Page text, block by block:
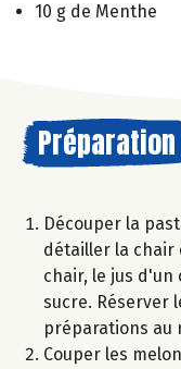
10 g de Menthe
Préparation
Découper la
détailler la chair
chair, le jus d'un
sucre. Réserver
préparations au
Couper les